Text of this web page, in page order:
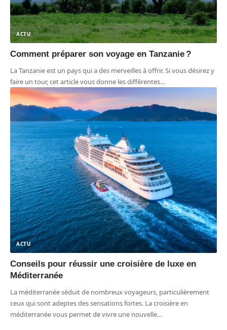
ACTU
Comment préparer son voyage en Tanzanie ?
La Tanzanie est un pays qui a des merveilles à offrir. Si vous désirez y
faire un tour, cet article vous donne les différentes…
ACTU
Conseils pour réussir une croisière de luxe en
Méditerranée
La méditerranée séduit de nombreux voyageurs, particulièrement
ceux qui sont adeptes des sensations fortes. La croisière en
méditerranée vous permet de vivre une nouvelle…